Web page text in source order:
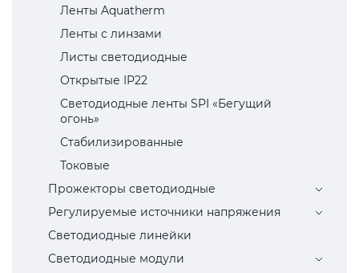
Ленты Aquatherm
Ленты с линзами
Листы светодиодные
Открытые IP22
Светодиодные ленты SPI «Бегущий
огонь»
Стабилизированные
Токовые
Прожекторы светодиодные
Регулируемые источники напряжения
Светодиодные линейки
Светодиодные модули